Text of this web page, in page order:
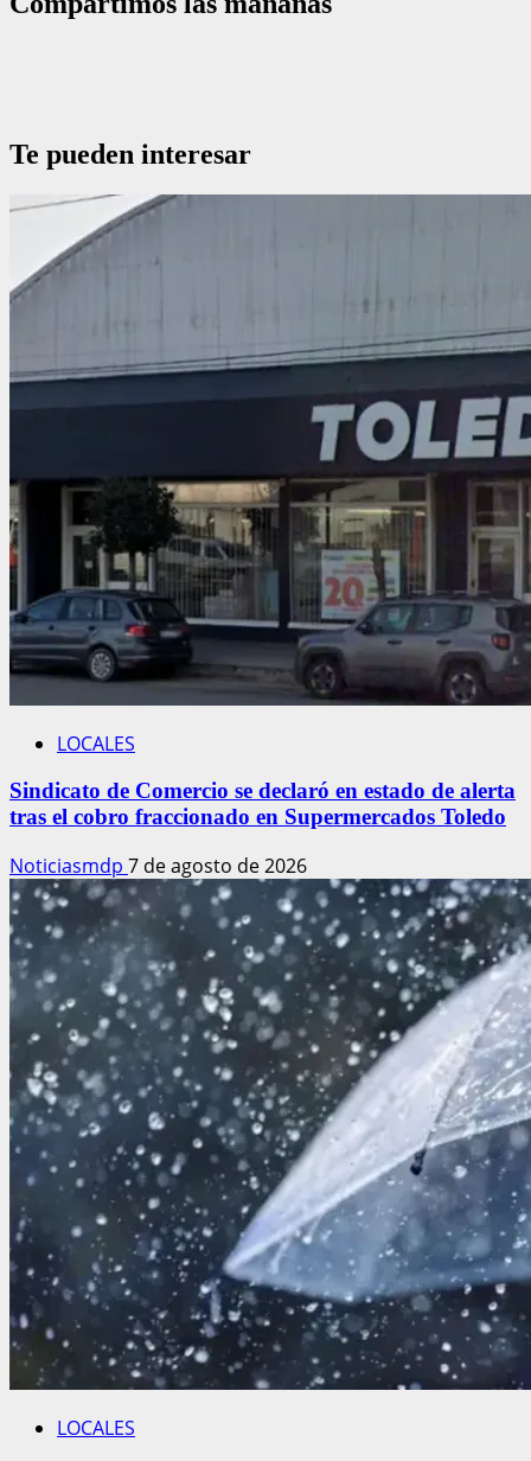
Te pueden interesar
LOCALES
Sindicato de Comercio se declaró en estado de alerta
tras el cobro fraccionado en Supermercados Toledo
Noticiasmdp 7 de agosto de 2026
LOCALES